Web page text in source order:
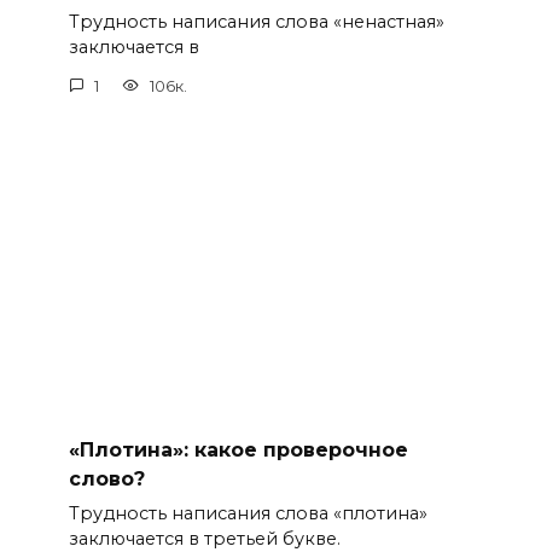
Трудность написания слова «ненастная»
заключается в
1 106к.
«Плотина»: какое проверочное
слово?
Трудность написания слова «плотина»
заключается в третьей букве.